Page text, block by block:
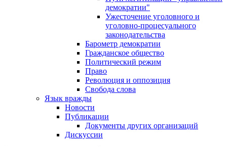
демократии"
Ужесточение уголовного и
уголовно-процесуального
законодательства
Барометр демократии
Гражданское общество
Политический режим
Право
Революция и оппозиция
Свобода слова
Язык вражды
Новости
Публикации
Документы других организаций
Дискуссии